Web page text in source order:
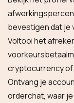
bevestigen dat je
Voltooi het
cryptocurrency of
Ontvang je
orderchat, waar